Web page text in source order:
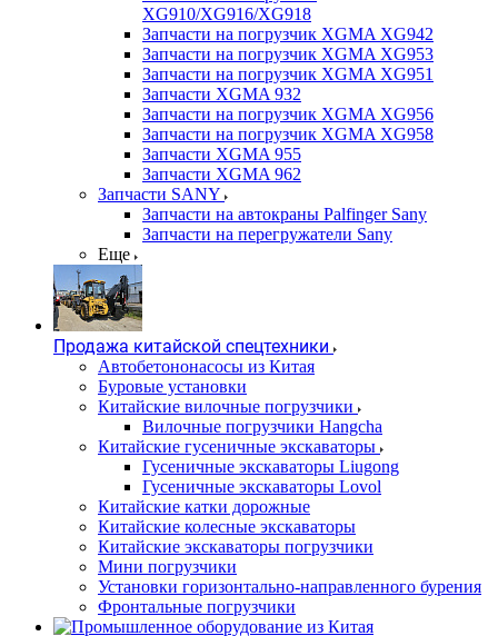
XG910/XG916/XG918
Запчасти на погрузчик XGMA XG942
Запчасти на погрузчик XGMA XG953
Запчасти на погрузчик XGMA XG951
Запчасти XGMA 932
Запчасти на погрузчик XGMA XG956
Запчасти на погрузчик XGMA XG958
Запчасти XGMA 955
Запчасти XGMA 962
Запчасти SANY
Запчасти на автокраны Palfinger Sany
Запчасти на перегружатели Sany
Еще
Продажа китайской спецтехники
Автобетононасосы из Китая
Буровые установки
Китайские вилочные погрузчики
Вилочные погрузчики Hangcha
Китайские гусеничные экскаваторы
Гусеничные экскаваторы Liugong
Гусеничные экскаваторы Lovol
Китайские катки дорожные
Китайские колесные экскаваторы
Китайские экскаваторы погрузчики
Мини погрузчики
Установки горизонтально-направленного бурения
Фронтальные погрузчики